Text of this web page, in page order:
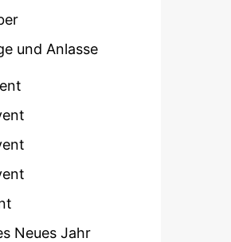
und Anlasse
Neues Jahr